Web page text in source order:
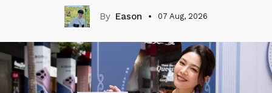
Eason 07 Aug, 2026